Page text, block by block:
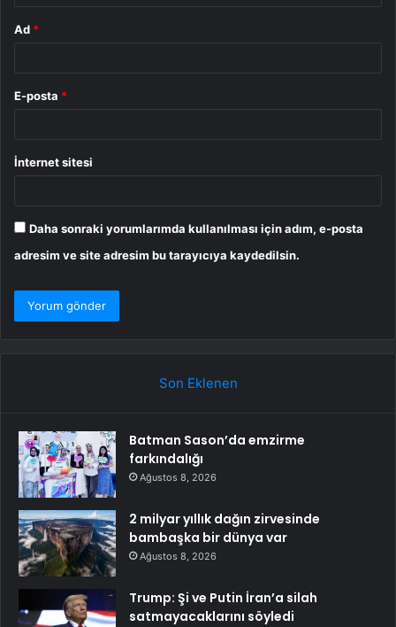
Ad *
E-posta *
İnternet sitesi
Daha sonraki yorumlarımda kullanılması için adım, e-posta
adresim ve site adresim bu tarayıcıya kaydedilsin.
Son Eklenen
Batman Sason’da emzirme
farkındalığı
Ağustos 8, 2026
2 milyar yıllık dağın zirvesinde
bambaşka bir dünya var
Ağustos 8, 2026
Trump: Şi ve Putin İran’a silah
satmayacaklarını söyledi